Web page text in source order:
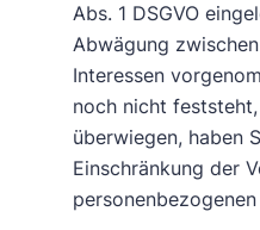
Abs. 1 DSGVO
Abwägung
Interessen
noch nicht
überwiegen, haben
Einschränkung der